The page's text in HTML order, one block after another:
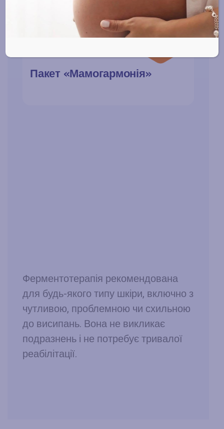
Пакет «Мамогармонія»
Ферментотерапія рекомендована
для будь-якого типу шкіри, включно з
чутливою, проблемною чи схильною
до висипань. Вона не викликає
подразнень і не потребує тривалої
реабілітації.